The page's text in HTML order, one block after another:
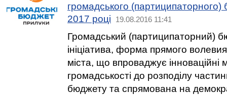
громадського
2017 році
19.08.2016 11:41
Громадський (партиципаторний)
ініціатива, форма прямого
міста, що впроваджує інноваційні
громадськості до розподілу
бюджету та спрямована на